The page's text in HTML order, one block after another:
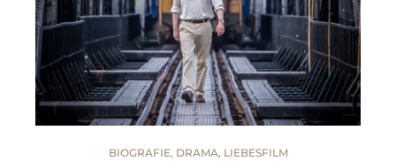
BIOGRAFIE, DRAMA, LIEBESFILM